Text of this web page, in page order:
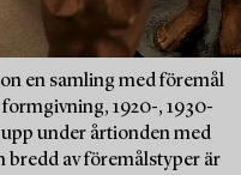
en samling med föremål
1920-, 1930-
under årtionden med
bredd av föremålstyper är